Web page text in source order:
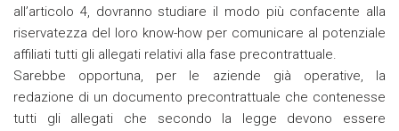
all’articolo 4, dovranno studiare il modo più confacente alla
riservatezza del loro know-how per comunicare al potenziale
affiliati tutti gli allegati relativi alla fase precontrattuale.
Sarebbe opportuna, per le aziende già operative, la
redazione di un documento precontrattuale che contenesse
tutti gli allegati che secondo la legge devono essere